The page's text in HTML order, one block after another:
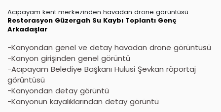
Acıpayam kent merkezinden havadan drone görüntüsü
Restorasyon Güzergah Su Kaybı Toplantı Genç
Arkadaşlar
-Kanyondan genel ve detay havadan drone görüntüsü
-Kanyon girişinden genel görüntü
-Acıpayam Belediye Başkanı Hulusi Şevkan röportaj
görüntüsü
-Kanyondan detay görüntü
-Kanyonun kayalıklarından detay görüntü